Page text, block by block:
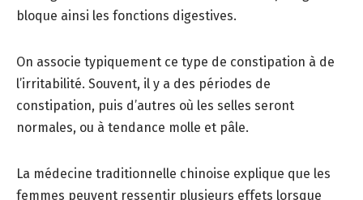
bloque ainsi les fonctions digestives.
On associe typiquement ce type de constipation à de
l’irritabilité. Souvent, il y a des périodes de
constipation, puis d’autres où les selles seront
normales, ou à tendance molle et pâle.
La médecine traditionnelle chinoise explique que les
femmes peuvent ressentir plusieurs effets lorsque